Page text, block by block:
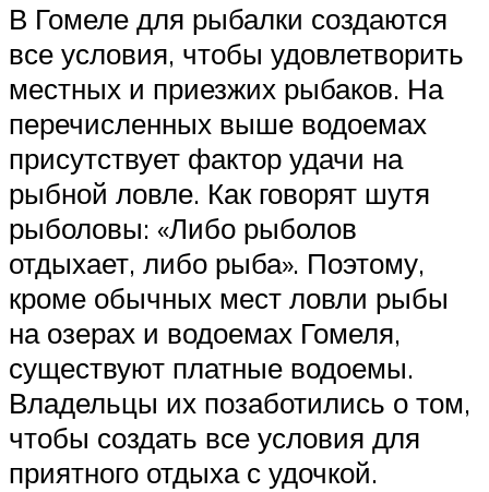
В Гомеле для рыбалки создаются
все условия, чтобы удовлетворить
местных и приезжих рыбаков. На
перечисленных выше водоемах
присутствует фактор удачи на
рыбной ловле. Как говорят шутя
рыболовы: «Либо рыболов
отдыхает, либо рыба». Поэтому,
кроме обычных мест ловли рыбы
на озерах и водоемах Гомеля,
существуют платные водоемы.
Владельцы их позаботились о том,
чтобы создать все условия для
приятного отдыха с удочкой.